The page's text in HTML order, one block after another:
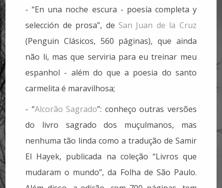
- “En una noche escura - poesía completa y
selección de prosa”, de San Juan de la Cruz
(Penguin Clásicos, 560 páginas), que ainda
não li, mas que serviria para eu treinar meu
espanhol - além do que a poesia do santo
carmelita é maravilhosa;
- “Alcorão Sagrado”: conheço outras versões
do livro sagrado dos muçulmanos, mas
nenhuma tão linda como a tradução de Samir
El Hayek, publicada na coleção “Livros que
mudaram o mundo”, da Folha de São Paulo.